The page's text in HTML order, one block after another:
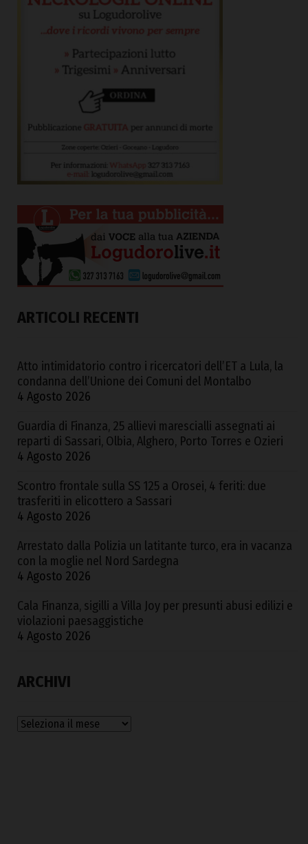
ARTICOLI RECENTI
Atto intimidatorio contro i ricercatori dell’ET a Lula, la
condanna dell’Unione dei Comuni del Montalbo
4 Agosto 2026
Guardia di Finanza, 25 allievi marescialli assegnati ai
reparti di Sassari, Olbia, Alghero, Porto Torres e Ozieri
4 Agosto 2026
Scontro frontale sulla SS 125 a Orosei, 4 feriti: due
trasferiti in elicottero a Sassari
4 Agosto 2026
Arrestato dalla Polizia un latitante turco, era in vacanza
con la moglie nel Nord Sardegna
4 Agosto 2026
Cala Finanza, sigilli a Villa Joy per presunti abusi edilizi e
violazioni paesaggistiche
4 Agosto 2026
ARCHIVI
Archivi